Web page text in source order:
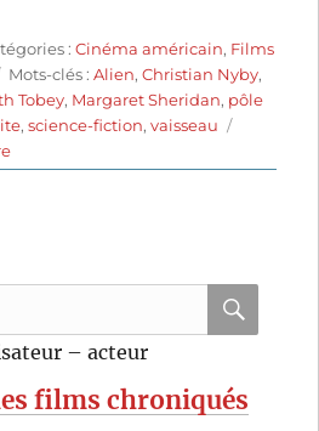
:Cinéma américain, Films
Étiquettes
Mots-clés :Alien,Christian Nyby,
Tobey, Margaret Sheridan, pôle
,science-fiction,vaisseau
sur
La
Christian
et
– acteur
films chroniqués